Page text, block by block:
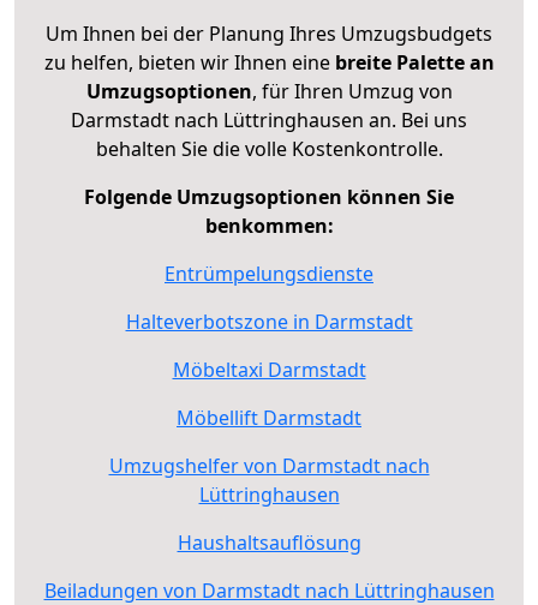
Um Ihnen bei der Planung Ihres Umzugsbudgets
zu helfen, bieten wir Ihnen eine breite Palette an
Umzugsoptionen, für Ihren Umzug von
Darmstadt nach Lüttringhausen an. Bei uns
behalten Sie die volle Kostenkontrolle.
Folgende Umzugsoptionen können Sie
benkommen:
Entrümpelungsdienste
Halteverbotszone in Darmstadt
Möbeltaxi Darmstadt
Möbellift Darmstadt
Umzugshelfer von Darmstadt nach
Lüttringhausen
Haushaltsauflösung
Beiladungen von Darmstadt nach Lüttringhausen